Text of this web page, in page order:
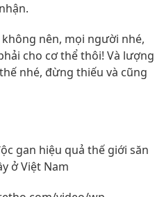
nên, mọi người nhé,
cho cơ thể thôi! Và lượng
nhé, đừng thiếu và cũng
gan hiệu quả thế giới săn
ở Việt Nam